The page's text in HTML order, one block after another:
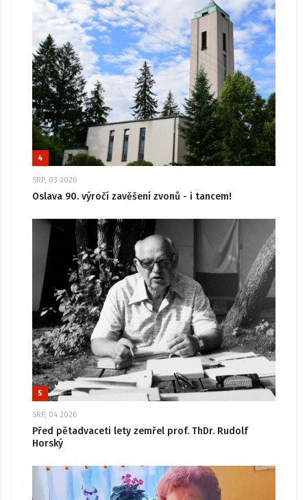
4
SRP, 03 2026
Oslava 90. výročí zavěšení zvonů - i tancem!
5
SRP, 04 2026
Před pětadvaceti lety zemřel prof. ThDr. Rudolf
Horský